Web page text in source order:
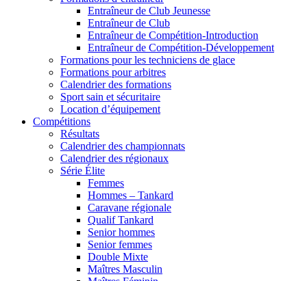
Entraîneur de Club Jeunesse
Entraîneur de Club
Entraîneur de Compétition-Introduction
Entraîneur de Compétition-Développement
Formations pour les techniciens de glace
Formations pour arbitres
Calendrier des formations
Sport sain et sécuritaire
Location d’équipement
Compétitions
Résultats
Calendrier des championnats
Calendrier des régionaux
Série Élite
Femmes
Hommes – Tankard
Caravane régionale
Qualif Tankard
Senior hommes
Senior femmes
Double Mixte
Maîtres Masculin